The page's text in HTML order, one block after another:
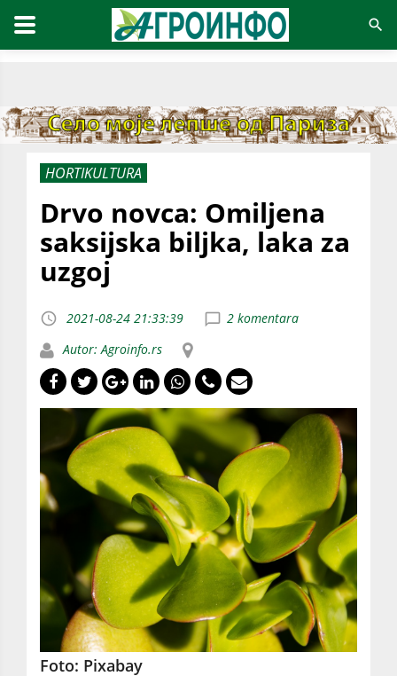
HORTIKULTURA
Drvo novca: Omiljena
saksijska biljka, laka za
uzgoj
2021-08-24 21:33:39
2 komentara
Autor: Agroinfo.rs
Foto: Pixabay